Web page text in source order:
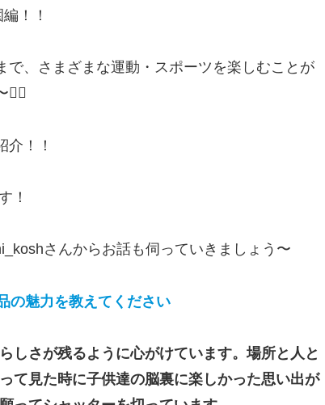
！！
で、さまざまな運動・スポーツを楽しむことが
！！
！
さんからお話も伺っていきましょう〜
の魅力を教えてください
しさが残るように心がけています。場所と人と
て見た時に子供達の脳裏に楽しかった思い出が